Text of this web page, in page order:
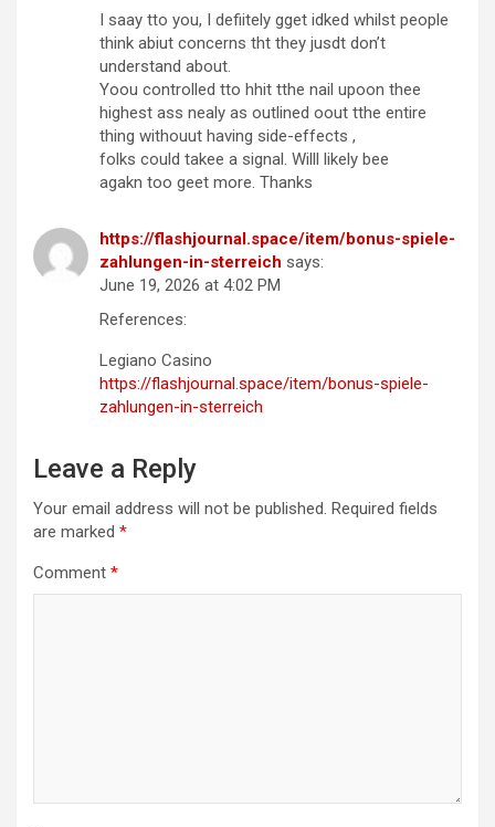
I saay tto you, I defiitely gget idked whilst people
think abiut concerns tht they jusdt don’t
understand about.
Yoou controlled tto hhit tthe nail upoon thee
highest ass nealy as outlined oout tthe entire
thing withouut having side-effects ,
folks could takee a signal. Willl likely bee
agakn too geet more. Thanks
https://flashjournal.space/item/bonus-spiele-
zahlungen-in-sterreich says:
June 19, 2026 at 4:02 PM
References:
Legiano Casino
https://flashjournal.space/item/bonus-spiele-
zahlungen-in-sterreich
Leave a Reply
Your email address will not be published. Required fields
are marked *
Comment *